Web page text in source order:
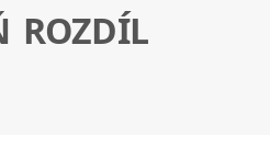
ROZDÍL